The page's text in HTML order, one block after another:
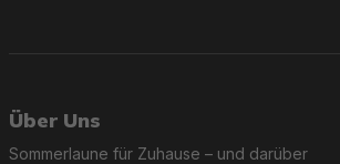
Über Uns
Sommerlaune für Zuhause – und darüber